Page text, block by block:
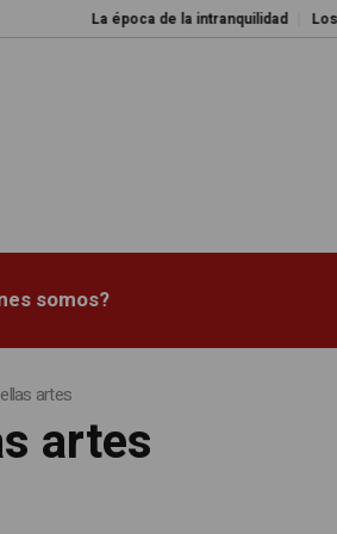
La época de la intranquilidad Los amos del
somos?
artes
artes